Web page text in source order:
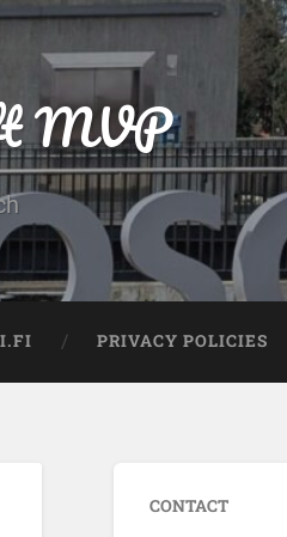
MVP
PRIVACY POLICIES
CONTACT